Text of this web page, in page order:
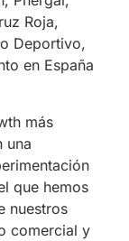
Roja,
Deportivo,
en España
más
una
que hemos
nuestros
comercial y